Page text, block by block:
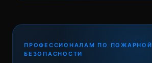
ПРОФЕССИОНАЛАМ ПО ПОЖАРНОЙ
БЕЗОПАСНОСТИ